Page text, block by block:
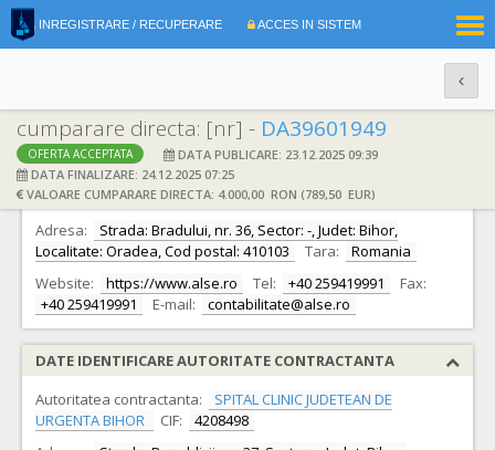
INREGISTRARE / RECUPERARE ACCES IN SISTEM
cumparare directa: [nr] - DA39601949
OFERTA ACCEPTATA
DATA PUBLICARE: 23.12.2025 09:39
DATA FINALIZARE: 24.12.2025 07:25
VALOARE CUMPARARE DIRECTA: 4.000,00 RON (789,50 EUR)
DATE IDENTIFICARE OFERTANT
Ofertant: S.C. AL.SE.RO. IMPEX S.R.L. CIF: 9341869
Adresa:
Strada: Bradului, nr. 36, Sector: -, Judet: Bihor,
Localitate: Oradea, Cod postal: 410103
Tara:
Romania
Website:
https://www.alse.ro Tel: +40 259419991
Fax:
+40 259419991
E-mail: contabilitate@alse.ro
DATE IDENTIFICARE AUTORITATE CONTRACTANTA
Autoritatea contractanta:
SPITAL CLINIC JUDETEAN DE
URGENTA BIHOR
CIF:
4208498